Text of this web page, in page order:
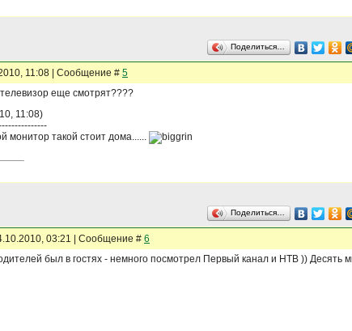
Поделиться…
11:08 | Сообщение # 5
еще смотрят????
11:08)
монитор такой стоит дома......
Поделиться…
03:21 | Сообщение # 6
был в гостях - немного посмотрел Первый канал и НТВ )) Десять